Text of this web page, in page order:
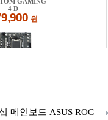
메인보드 ASUS ROG